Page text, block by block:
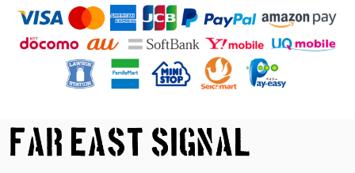
German Army Rubber Suspenders "Used" ドイツ軍 ラバーサスペンダー
2026/04/02